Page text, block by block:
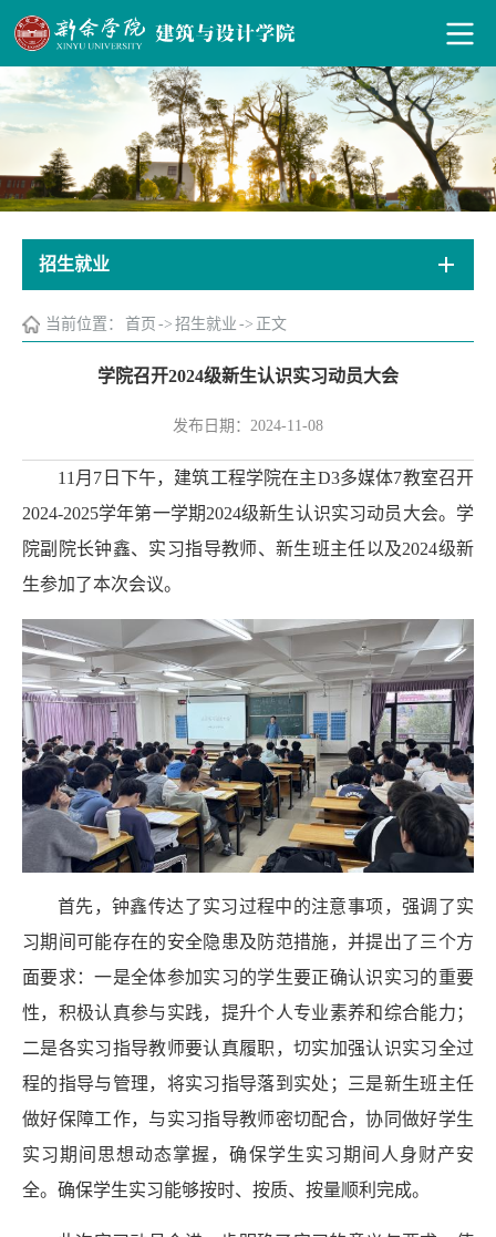
招生就业
当前位置： 首页 -> 招生就业 -> 正文
学院召开2024级新生认识实习动员大会
发布日期：2024-11-08
11月 7 日下午， 建筑工程学院在主D3多媒体7教室召开
2024-2025学年第一学期2024级新生认识实习动员大会。学
院副院长钟鑫、 实习指导教师、 新生班主任以及2024级新
生参加了本次会议。
首先，钟鑫传达了实习过程中的注意事项，强调了实
习期间可能存在的安全隐患及防范措施，并提出了 三个方
面要求：一是全体参加实习的学生要正确认识实习的重要
性，积极认真参与实践，提升个人专业素养和综合能力；
二是各实习指导教师要认真履职，切实加强认识实习全过
程的指导与管理，将实习指导落到实处；三是新生班主任
做好保障工作，与实习指导教师密切配合，协同做好学生
实习期间思想动态掌握，确保学生实习期间人身财产安
全。确保学生实习能够按时、按质、按量顺利完成。